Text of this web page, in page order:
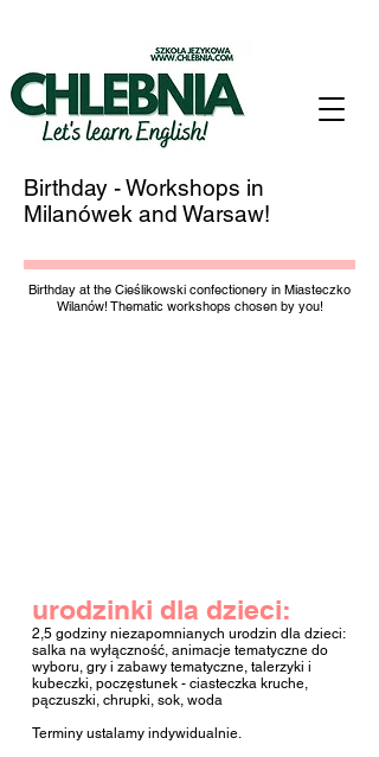
Birthday -Workshops in
Milanówek and Warsaw!
Birthday at the Cieślikowski confectionery in Miasteczko
Wilanów! Thematic workshops chosen by you!
urodzinki dla dzieci:
2,5 godziny niezapomnianych urodzin dla dzieci:
salka na wyłączność, animacje tematyczne do
wyboru, gry i zabawy tematyczne, talerzyki i
kubeczki, poczęstunek - ciasteczka kruche,
pączuszki, chrupki, sok, woda
Terminy ustalamy indywidualnie.